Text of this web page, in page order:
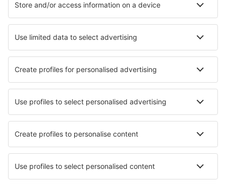
Santander (SDR)
Vigo (VGO)
Barcelona
Murcia
San Pablo (SVQ)
Tenerife Norte - Los Rodeos (TFN)
Tenerife Sur - Reina Sofia (TFS)
Valladolid (VLL)